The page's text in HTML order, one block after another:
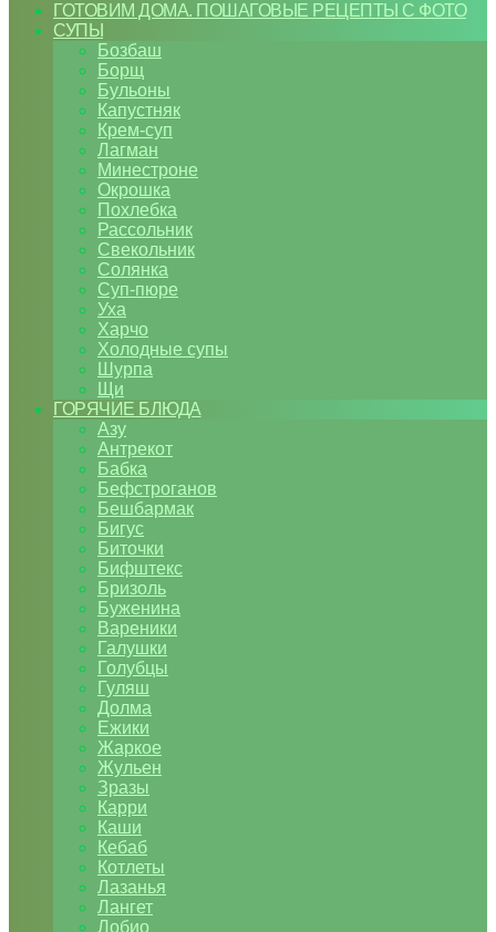
ГОТОВИМ ДОМА. ПОШАГОВЫЕ РЕЦЕПТЫ С ФОТО
СУПЫ
Бозбаш
Борщ
Бульоны
Капустняк
Крем-суп
Лагман
Минестроне
Окрошка
Похлебка
Рассольник
Свекольник
Солянка
Суп-пюре
Уха
Харчо
Холодные супы
Шурпа
Щи
ГОРЯЧИЕ БЛЮДА
Азу
Антрекот
Бабка
Бефстроганов
Бешбармак
Бигус
Биточки
Бифштекс
Бризоль
Буженина
Вареники
Галушки
Голубцы
Гуляш
Долма
Ежики
Жаркое
Жульен
Зразы
Карри
Каши
Кебаб
Котлеты
Лазанья
Лангет
Лобио